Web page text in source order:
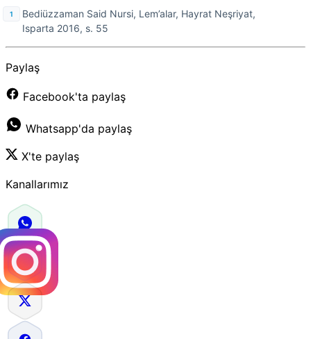
Bediüzzaman Said Nursi, Lem’alar, Hayrat Neşriyat,
Isparta 2016, s. 55
Paylaş
Facebook'ta paylaş
Whatsapp'da paylaş
X'te paylaş
Kanallarımız